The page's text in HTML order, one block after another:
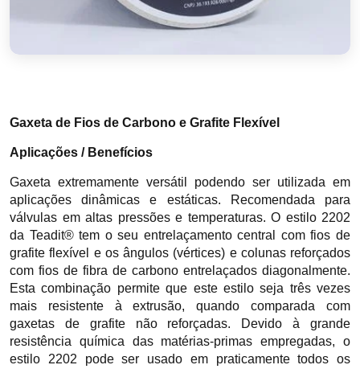
Gaxeta de Fios de Carbono e Grafite Flexível
Aplicações / Benefícios
Gaxeta extremamente versátil podendo ser utilizada em
aplicações dinâmicas e estáticas. Recomendada para
válvulas em altas pressões e temperaturas. O estilo 2202
da Teadit® tem o seu entrelaçamento central com fios de
grafite flexível e os ângulos (vértices) e colunas reforçados
com fios de fibra de carbono entrelaçados diagonalmente.
Esta combinação permite que este estilo seja três vezes
mais resistente à extrusão, quando comparada com
gaxetas de grafite não reforçadas. Devido à grande
resistência química das matérias-primas empregadas, o
estilo 2202 pode ser usado em praticamente todos os